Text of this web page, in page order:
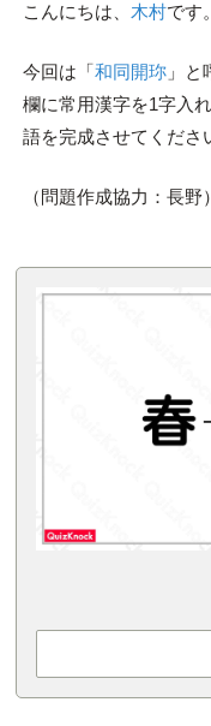
こんにちは、 木村です。
今回は「和同開珎」と
欄に常用漢字を1字入
語を完成させてくださ
（問題作成協力：長野）